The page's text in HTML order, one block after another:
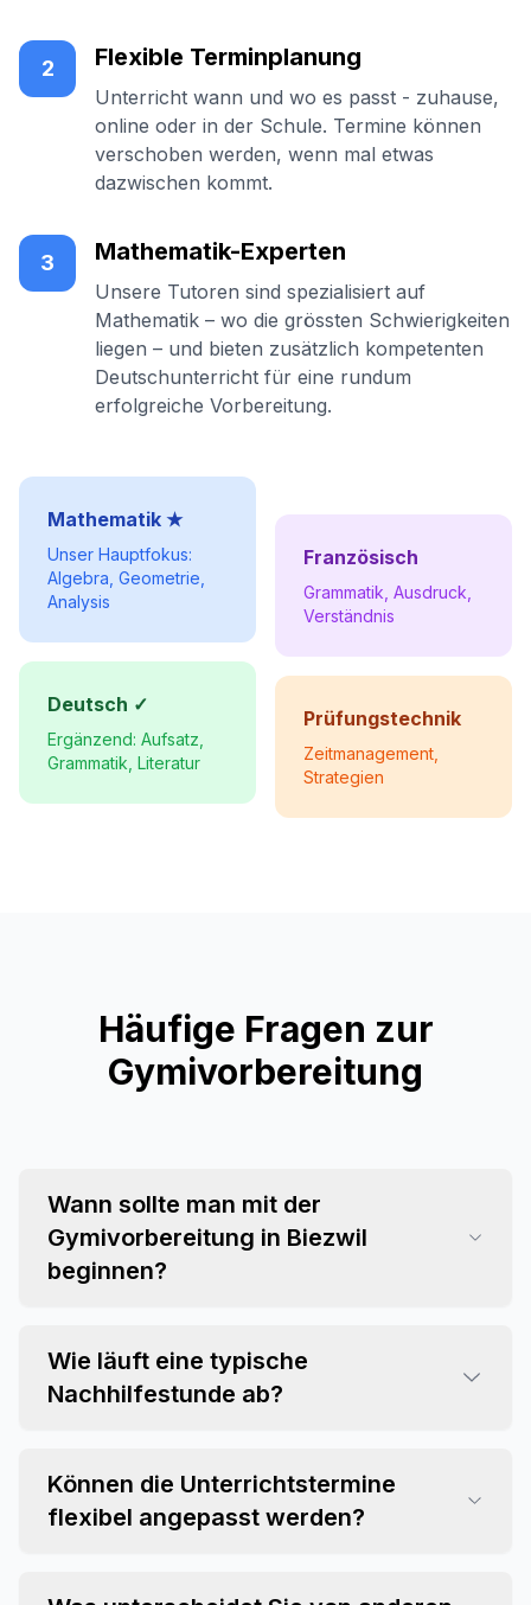
2 Flexible Terminplanung
Unterricht wann und wo es passt - zuhause,
online oder in der Schule. Termine können
verschoben werden, wenn mal etwas
dazwischen kommt.
3 Mathematik-Experten
Unsere Tutoren sind spezialisiert auf
Mathematik – wo die grössten Schwierigkeiten
liegen – und bieten zusätzlich kompetenten
Deutschunterricht für eine rundum
erfolgreiche Vorbereitung.
Mathematik ★
Unser Hauptfokus:
Algebra, Geometrie,
Analysis
Deutsch ✓
Ergänzend: Aufsatz,
Grammatik, Literatur
Französisch
Grammatik, Ausdruck,
Verständnis
Prüfungstechnik
Zeitmanagement,
Strategien
Häufige Fragen zur
Gymivorbereitung
Wann sollte man mit der
Gymivorbereitung in Biezwil
beginnen?
Wie läuft eine typische
Nachhilfestunde ab?
Können die Unterrichtstermine
flexibel angepasst werden?